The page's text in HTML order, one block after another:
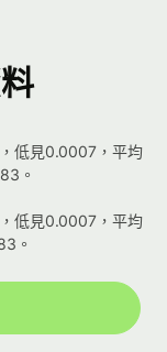
低見0.0007，平均
。
低見0.0007，平均
。